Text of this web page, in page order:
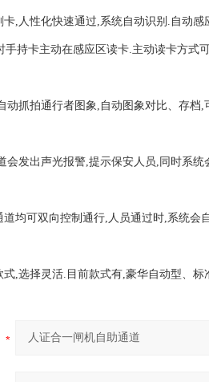
,人性化快速通过,系统自动识别.自动感
手持卡主动在感应区读卡.主动读卡方式
抓拍通行者图象,自动图象对比、存档,
发出声光报警,提示保安人员,同时系统
均可双向控制通行,人员通过时,系统会
,选择灵活.目前款式有,豪华自动型、标